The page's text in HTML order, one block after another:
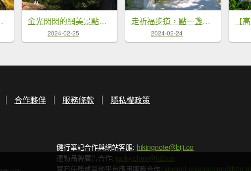
尋找海豹岩 金光閃閃的網美景點：內湖金面山
2024-02-25
走祈福步道，點一盞心燈，尋找金龍✨
2024-02-24
合作夥伴 服務條款 隱私權政策
健行筆記合作與網站客服: hikingnote@biji.co
運動品牌廣告合作: jacky.chen@h2u.ai
寶石任務或其他平台應用服務合作: vincent.changchien@h2u.ai